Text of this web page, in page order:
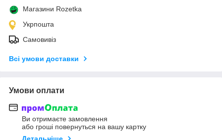
Магазини Rozetka
Укрпошта
Самовивіз
Всі умови доставки
Умови оплати
Ви отримаєте замовлення
або гроші повернуться на вашу картку